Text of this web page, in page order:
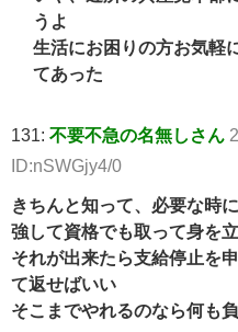
うよ
生活にお困りの方お気軽
てあった
131: 不要不急の名無しさん
ID:nSWGjy4/0
きちんと知って、必要な時
強して資格でも取って身を立
それが出来たら支給停止を
て返せばいい
そこまでやれるのなら何も